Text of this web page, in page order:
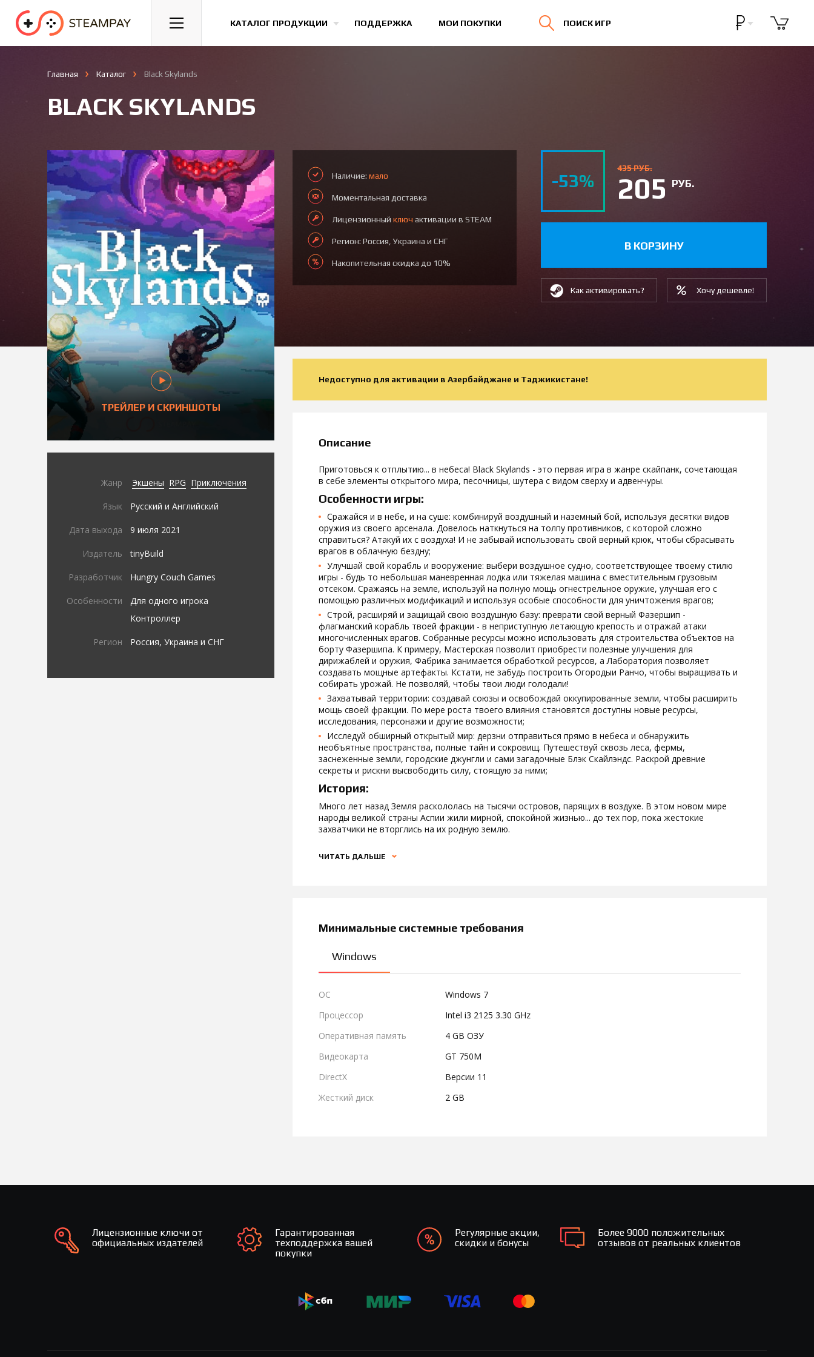
КАТАЛОГ ПРОДУКЦИИ ПОДДЕРЖКА МОИ ПОКУПКИ ПОИСК ИГР
Спорт Гонки Казуальные Все игры
Главная Каталог Black Skylands
BLACK SKYLANDS
ТРЕЙЛЕР И СКРИНШОТЫ
Жанр Экшены RPG Приключения
Язык Русский и Английский
Дата выхода 9 июля 2021
Издатель tinyBuild
Разработчик Hungry Couch Games
Особенности
Для одного игрока
Контроллер
Регион Россия, Украина и СНГ
Наличие: мало
Моментальная доставка
Лицензионный ключ активации в STEAM
Регион: Россия, Украина и СНГ
Накопительная скидка до 10%
-53%
435 РУБ.
205РУБ.
В КОРЗИНУ
Как активировать? Хочу дешевле!
Недоступно для активации в Азербайджане и Таджикистане!
Описание
Приготовься к отплытию... в небеса! Black Skylands - это первая игра в жанре скайпанк, сочетающая
в себе элементы открытого мира, песочницы, шутера с видом сверху и адвенчуры.
Особенности игры:
Сражайся и в небе, и на суше: комбинируй воздушный и наземный бой, используя десятки видов
оружия из своего арсенала. Довелось наткнуться на толпу противников, с которой сложно
справиться? Атакуй их с воздуха! И не забывай использовать свой верный крюк, чтобы сбрасывать
врагов в облачную бездну;
Улучшай свой корабль и вооружение: выбери воздушное судно, соответствующее твоему стилю
игры - будь то небольшая маневренная лодка или тяжелая машина с вместительным грузовым
отсеком. Сражаясь на земле, используй на полную мощь огнестрельное оружие, улучшая его с
помощью различных модификаций и используя особые способности для уничтожения врагов;
Строй, расширяй и защищай свою воздушную базу: преврати свой верный Фазершип -
флагманский корабль твоей фракции - в неприступную летающую крепость и отражай атаки
многочисленных врагов. Собранные ресурсы можно использовать для строительства объектов на
борту Фазершипа. К примеру, Мастерская позволит приобрести полезные улучшения для
дирижаблей и оружия, Фабрика занимается обработкой ресурсов, а Лаборатория позволяет
создавать мощные артефакты. Кстати, не забудь построить Огородыи Ранчо, чтобы выращивать и
собирать урожай. Не позволяй, чтобы твои люди голодали!
Захватывай территории: создавай союзы и освобождай оккупированные земли, чтобы расширить
мощь своей фракции. По мере роста твоего влияния становятся доступны новые ресурсы,
исследования, персонажи и другие возможности;
Исследуй обширный открытый мир: дерзни отправиться прямо в небеса и обнаружить
необъятные пространства, полные тайн и сокровищ. Путешествуй сквозь леса, фермы,
заснеженные земли, городские джунгли и сами загадочные Блэк Скайлэндс. Раскрой древние
секреты и рискни высвободить силу, стоящую за ними;
История:
Много лет назад Земля раскололась на тысячи островов, парящих в воздухе. В этом новом мире
народы великой страны Аспии жили мирной, спокойной жизнью... до тех пор, пока жестокие
захватчики не вторглись на их родную землю.
ЧИТАТЬ ДАЛЬШЕ
Минимальные системные требования
Windows
ОС
Windows 7
Процессор
Intel i3 2125 3.30 GHz
Оперативная память
4 GB ОЗУ
Видеокарта
GT 750M
DirectX
Версии 11
Жесткий диск
2 GB
Лицензионные ключи от
официальных издателей
Гарантированная
техподдержка вашей
покупки
Регулярные акции,
скидки и бонусы
Более 9000 положительных
отзывов от реальных клиентов